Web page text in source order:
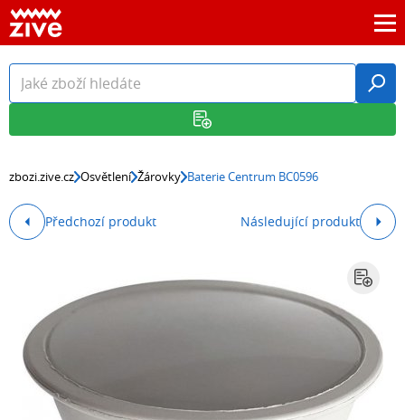
zbozi.zive.cz Osvětlení Žárovky Baterie Centrum BC0596
Předchozí produkt Následující produkt